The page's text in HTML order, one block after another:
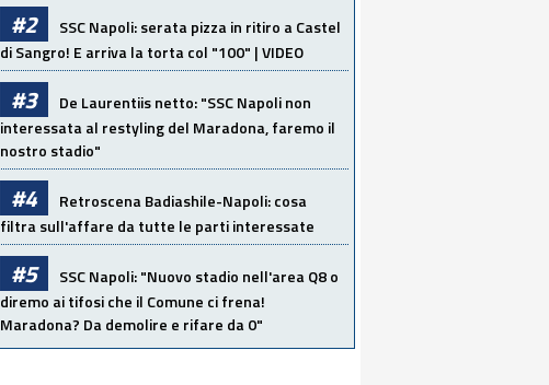
#2
SSC Napoli: serata pizza in ritiro a Castel
di Sangro! E arriva la torta col "100" | VIDEO
#3
De Laurentiis netto: "SSC Napoli non
interessata al restyling del Maradona, faremo il
nostro stadio"
#4
Retroscena Badiashile-Napoli: cosa
filtra sull'affare da tutte le parti interessate
#5
SSC Napoli: "Nuovo stadio nell'area Q8 o
diremo ai tifosi che il Comune ci frena!
Maradona? Da demolire e rifare da 0"